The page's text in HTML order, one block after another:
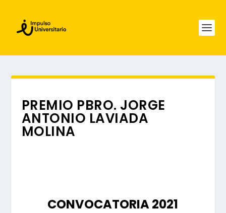
PREMIO PBRO. JORGE
ANTONIO LAVIADA
MOLINA
CONVOCATORIA 2021